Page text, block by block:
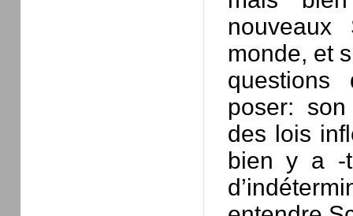
monde, et
questions
poser:
des lois
bien y a -